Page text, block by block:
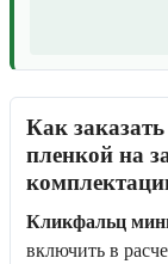
Как
пленкой на
Кликфальц
включить в